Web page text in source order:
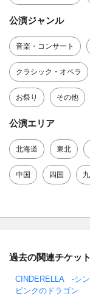
公演ジャンル
音楽・コンサート
クラシック・オペラ
お祭り その他
公演エリア
北海道 東北
中国 四国
過去の関連チケッ
CINDERELLA -シ
ピンクのドラゴン